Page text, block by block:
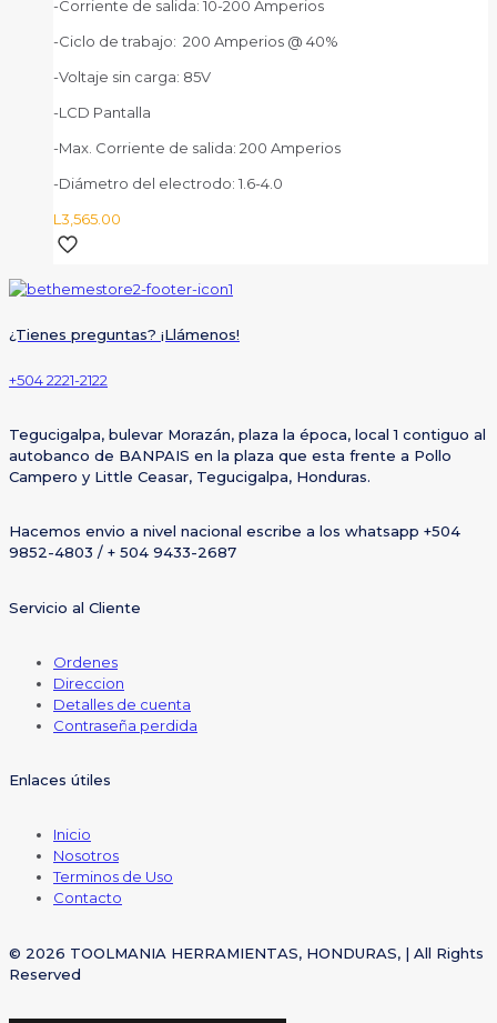
-Corriente de salida: 10-200 Amperios
-Ciclo de trabajo: 200 Amperios @ 40%
-Voltaje sin carga: 85V
-LCD Pantalla
-Max. Corriente de salida: 200 Amperios
-Diámetro del electrodo: 1.6-4.0
L3,565.00
¿Tienes preguntas? ¡Llámenos!
+504 2221-2122
Tegucigalpa, bulevar Morazán, plaza la época, local 1 contiguo al
autobanco de BANPAIS en la plaza que esta frente a Pollo
Campero y Little Ceasar, Tegucigalpa, Honduras.
Hacemos envio a nivel nacional escribe a los whatsapp +504
9852-4803 / + 504 9433-2687
Servicio al Cliente
Ordenes
Direccion
Detalles de cuenta
Contraseña perdida
Enlaces útiles
Inicio
Nosotros
Terminos de Uso
Contacto
© 2026 TOOLMANIA HERRAMIENTAS, HONDURAS, | All Rights
Reserved